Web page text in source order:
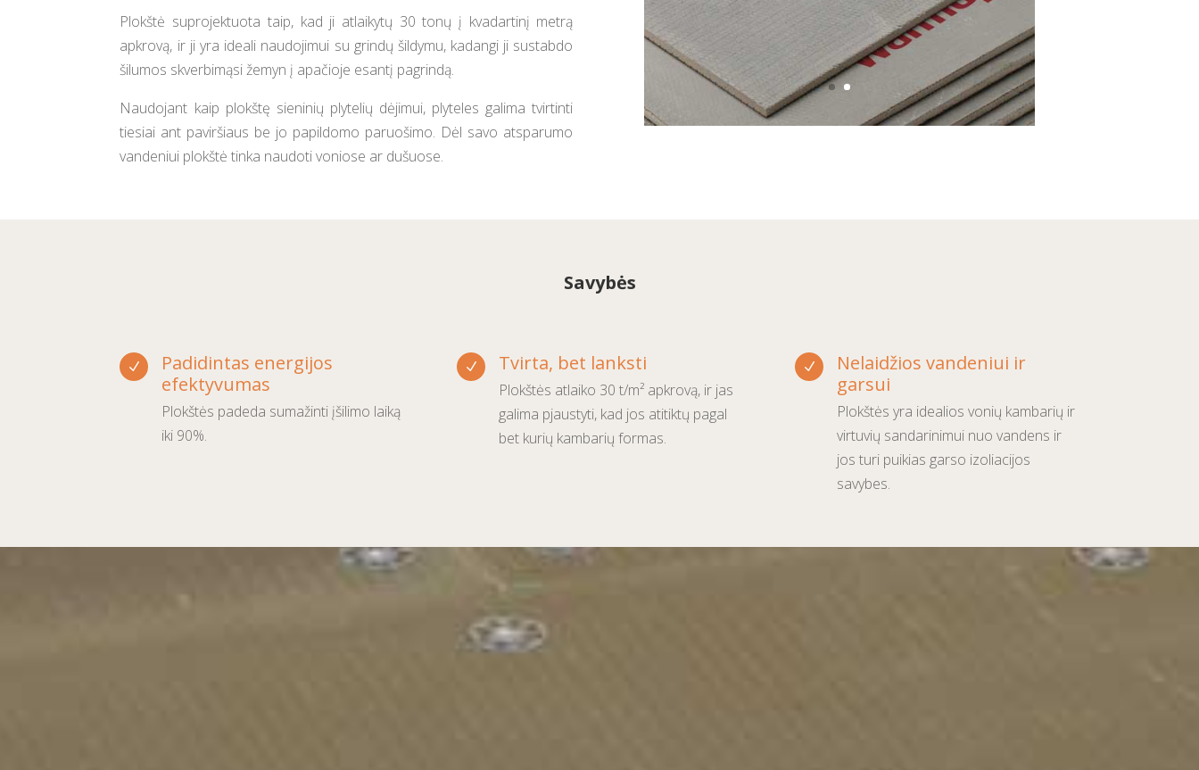
Plokštė suprojektuota taip, kad ji atlaikytų 30 tonų į kvadartinį metrą
apkrovą, ir ji yra ideali naudojimui su grindų šildymu, kadangi ji sustabdo
šilumos skverbimąsi žemyn į apačioje esantį pagrindą.
Naudojant kaip plokštę sieninių plytelių dėjimui, plyteles galima tvirtinti
tiesiai ant paviršiaus be jo papildomo paruošimo. Dėl savo atsparumo
vandeniui plokštė tinka naudoti voniose ar dušuose.
Savybės
N
Padidintas energijos
efektyvumas
Plokštės padeda sumažinti įšilimo laiką
iki 90%.
N Tvirta, bet lanksti
Plokštės atlaiko 30 t/m² apkrovą, ir jas
galima pjaustyti, kad jos atitiktų pagal
bet kurių kambarių formas.
N
Nelaidžios vandeniui ir
garsui
Plokštės yra idealios vonių kambarių ir
virtuvių sandarinimui nuo vandens ir
jos turi puikias garso izoliacijos
savybes.